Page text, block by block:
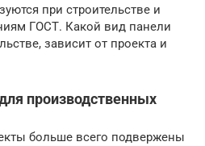
при строительстве и
ГОСТ. Какой вид панели
зависит от проекта и
производственных
больше всего подвержены